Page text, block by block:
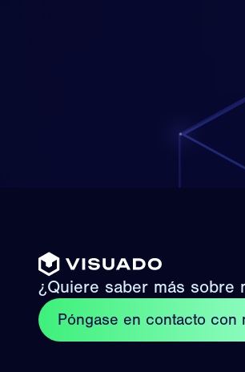
¿Quiere saber más sobre
Póngase en contacto con